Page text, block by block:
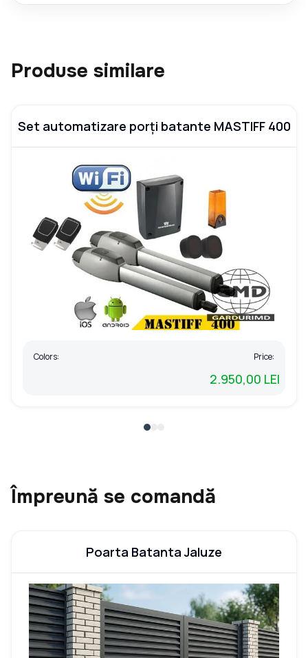
Produse similare
Set automatizare porți batante MASTIFF 400
Colors: Price:
2.950,00 LEI
Împreună se comandă
Poarta Batanta Jaluze